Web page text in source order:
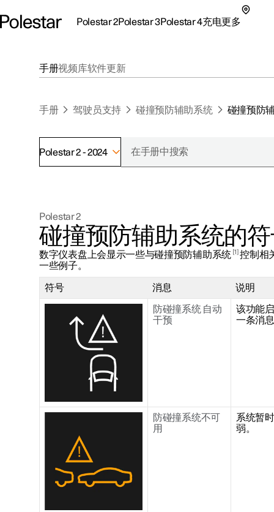
Polestar 2Polestar 3Polestar 4充电更多
联系我们
极星官方二手车
探索Polestar 3
联系我们
公共充电
家庭充电
车主服务
新闻
注册新闻
（在新窗
手册视频库软件更新
手册 驾驶员支持 碰撞预防辅助系统 碰撞预防
Polestar 2 - 2024
Polestar 2
碰撞预防辅助系统的
数字仪表盘上会显示一些与碰撞预防辅助系统 1 控制相
一些例子。
符号 消息 说明
防碰撞系统 自动
干预
该功能
一条消
防碰撞系统不可
用
系统暂
弱。